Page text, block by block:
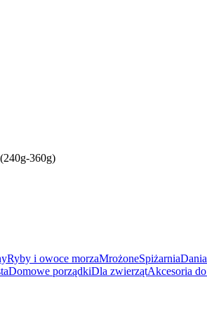
Ryby i owoce morzaMrożoneSpiżarnia
Domowe porządkiDla zwierzątAkcesoria
360g)